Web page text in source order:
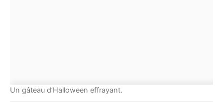
Un gâteau d’Halloween effrayant.